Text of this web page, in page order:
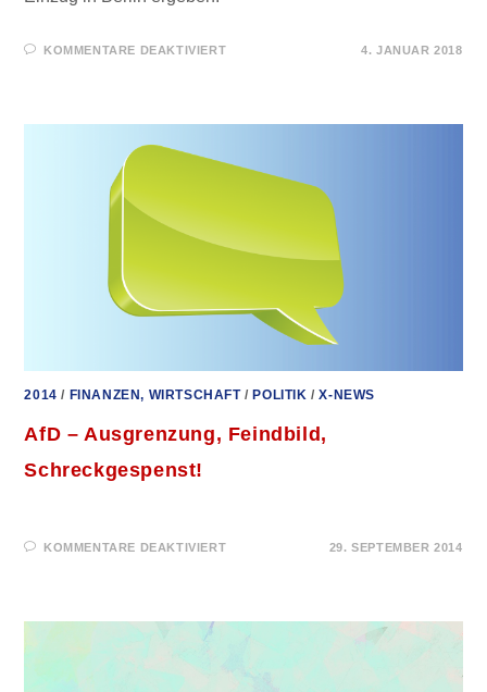
KOMMENTARE DEAKTIVIERTFÜR
SCHACHTSCHNEIDER
IM
BUNDESTAG
4. JANUAR 2018
2014 / FINANZEN, WIRTSCHAFT/POLITIK /X-NEWS
AfD – Ausgrenzung, Feindbild,
Schreckgespenst!
KOMMENTARE DEAKTIVIERTFÜR
29. SEPTEMBER 2014